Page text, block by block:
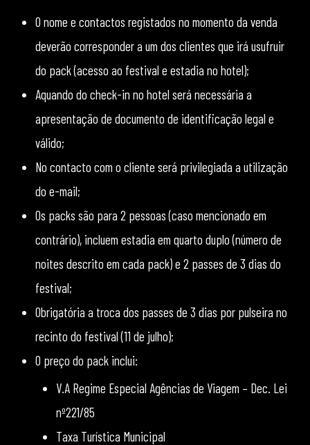
O nome e contactos registados no momento da venda
deverão corresponder a um dos clientes que irá usufruir
do pack (acesso ao festival e estadia no hotel);
Aquando do check-in no hotel será necessária a
apresentação de documento de identificação legal e
válido;
No contacto com o cliente será privilegiada a utilização
do e-mail;
Os packs são para 2 pessoas (caso mencionado em
contrário), incluem estadia em quarto duplo (número de
noites descrito em cada pack) e 2 passes de 3 dias do
festival;
Obrigatória a troca dos passes de 3 dias por pulseira no
recinto do festival (11 de julho);
O preço do pack inclui:
V.A Regime Especial Agências de Viagem – Dec. Lei
nº221/85
Taxa Turística Municipal